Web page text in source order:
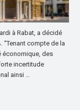
à Rabat, a décidé
“Tenant compte de la
économique, des
incertitude
ainsi …